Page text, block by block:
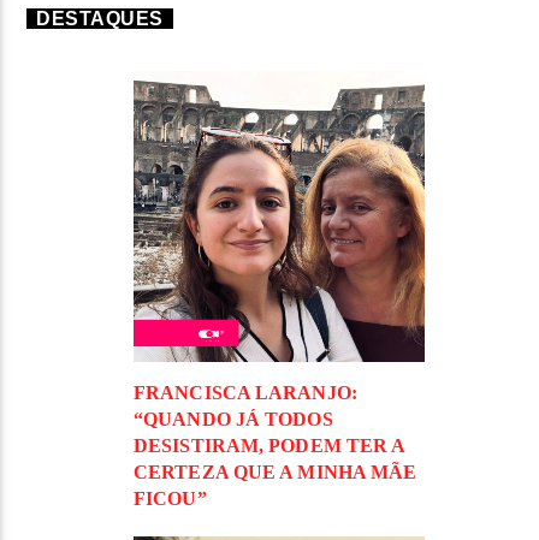
DESTAQUES
FRANCISCA LARANJO:
“QUANDO JÁ TODOS
DESISTIRAM, PODEM TER A
CERTEZA QUE A MINHA MÃE
FICOU”